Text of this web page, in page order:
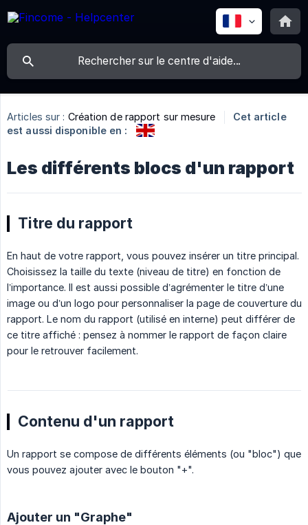
Articles sur : Création de rapport sur mesure
Cet article
est aussi disponible en :
Les différents blocs d'un rapport
Titre du rapport
En haut de votre rapport, vous pouvez insérer un titre principal.
Choisissez la taille du texte (niveau de titre) en fonction de
l’importance. Il est aussi possible d’agrémenter le titre d’une
image ou d’un logo pour personnaliser la page de couverture du
rapport. Le nom du rapport (utilisé en interne) peut différer de
ce titre affiché : pensez à nommer le rapport de façon claire
pour le retrouver facilement.
Contenu d'un rapport
Un rapport se compose de différents éléments (ou "bloc") que
vous pouvez ajouter avec le bouton "+".
Ajouter un "Graphe"